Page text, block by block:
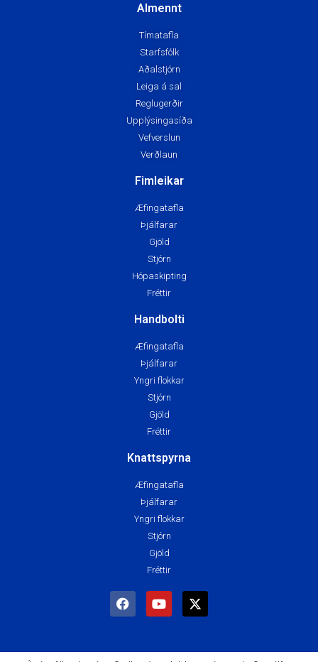
Almennt
Tímatafla
Starfsfólk
Aðalstjórn
Leiga á sal
Reglugerðir
Upplýsingasíða
Vefverslun
Verðlaun
Fimleikar
Æfingatafla
Þjálfarar
Gjöld
Stjórn
Hópaskipting
Fréttir
Handbolti
Æfingatafla
Þjálfarar
Yngri flokkar
Stjórn
Gjöld
Fréttir
Knattspyrna
Æfingatafla
Þjálfarar
Yngri flokkar
Stjórn
Gjöld
Fréttir